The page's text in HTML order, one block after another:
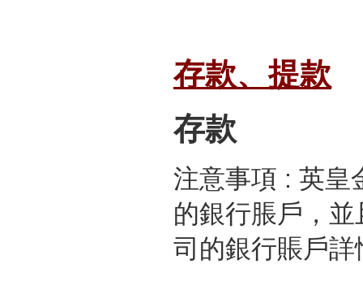
存款、提款
存款
注意事項 : 英皇
的銀行脹戶，
司的銀行賬戶